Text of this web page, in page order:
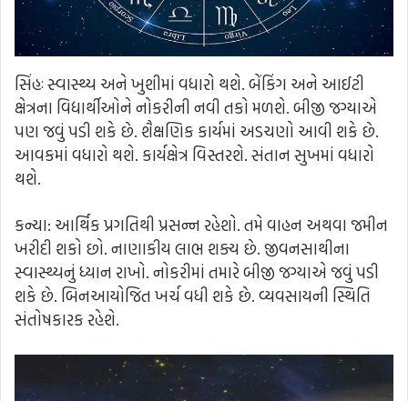
સિંહઃ સ્વાસ્થ્ય અને ખુશીમાં વધારો થશે. બેંકિંગ અને આઈટી
ક્ષેત્રના વિદ્યાર્થીઓને નોકરીની નવી તકો મળશે. બીજી જગ્યાએ
પણ જવું પડી શકે છે. શૈક્ષણિક કાર્યમાં અડચણો આવી શકે છે.
આવકમાં વધારો થશે. કાર્યક્ષેત્ર વિસ્તરશે. સંતાન સુખમાં વધારો
થશે.
કન્યા: આર્થિક પ્રગતિથી પ્રસન્ન રહેશો. તમે વાહન અથવા જમીન
ખરીદી શકો છો. નાણાકીય લાભ શક્ય છે. જીવનસાથીના
સ્વાસ્થ્યનું ધ્યાન રાખો. નોકરીમાં તમારે બીજી જગ્યાએ જવું પડી
શકે છે. બિનઆયોજિત ખર્ચ વધી શકે છે. વ્યવસાયની સ્થિતિ
સંતોષકારક રહેશે.